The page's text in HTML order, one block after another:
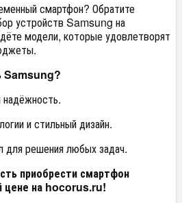
смартфон? Обратите
устройств Samsung на
модели, которые удовлетворят
Samsung?
и стильный дизайн.
для решения любых задач.
приобрести смартфон
цене на hocorus.ru!